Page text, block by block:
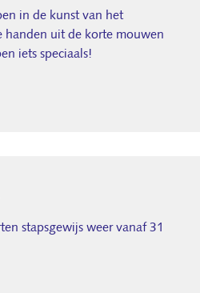
in de kunst van het
handen uit de korte mouwen
iets speciaals!
stapsgewijs weer vanaf 31